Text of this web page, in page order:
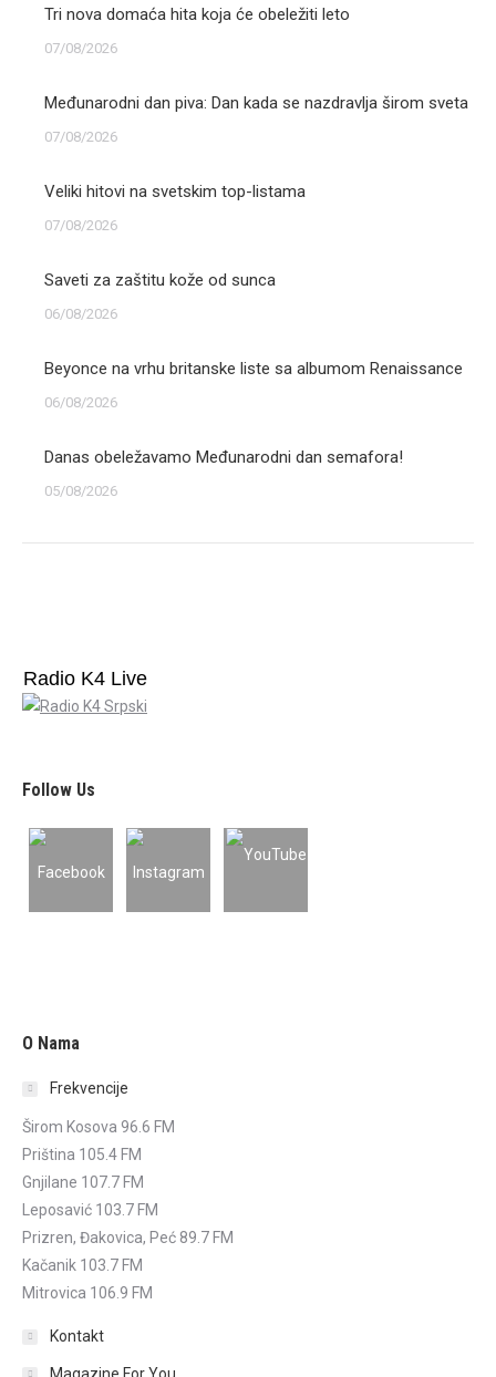
Tri nova domaća hita koja će obeležiti leto
07/08/2026
Međunarodni dan piva: Dan kada se nazdravlja širom sveta
07/08/2026
Veliki hitovi na svetskim top-listama
07/08/2026
Saveti za zaštitu kože od sunca
06/08/2026
Beyonce na vrhu britanske liste sa albumom Renaissance
06/08/2026
Danas obeležavamo Međunarodni dan semafora!
05/08/2026
Radio K4 Live
Follow Us
O Nama
Frekvencije
Širom Kosova 96.6 FM
Priština 105.4 FM
Gnjilane 107.7 FM
Leposavić 103.7 FM
Prizren, Đakovica, Peć 89.7 FM
Kačanik 103.7 FM
Mitrovica 106.9 FM
Kontakt